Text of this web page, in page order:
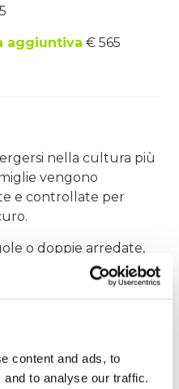
content and ads, to
to analyse our traffic.
aggiuntiva € 565
nella cultura più
vengono
e controllate per
o doppie arredate,
mezza pensione.
doppia
a settimana 14